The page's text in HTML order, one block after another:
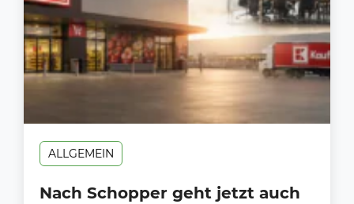
ALLGEMEIN
Nach Schopper geht jetzt auch